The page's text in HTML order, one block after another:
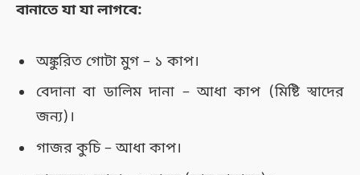
বানাতে যা যা লাগবে:
অঙ্কুরিত গোটা মুগ – ১ কাপ।
বেদানা বা ডালিম দানা – আধা কাপ (মিষ্টি স্বাদের
জন্য)।
গাজর কুচি – আধা কাপ।